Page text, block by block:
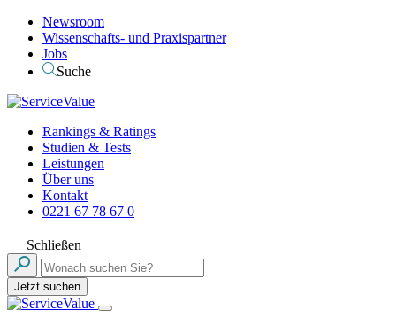
Newsroom
Wissenschafts- und Praxispartner
Jobs
Suche
Rankings & Ratings
Studien & Tests
Leistungen
Über uns
Kontakt
0221 67 78 67 0
Schließen
Jetzt suchen